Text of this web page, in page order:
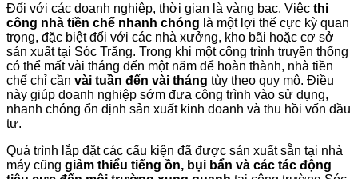
Đối với các doanh nghiệp, thời gian là vàng bạc. Việc thi
công nhà tiền chế nhanh chóng là một lợi thế cực kỳ quan
trọng, đặc biệt đối với các nhà xưởng, kho bãi hoặc cơ sở
sản xuất tại Sóc Trăng. Trong khi một công trình truyền thống
có thể mất vài tháng đến một năm để hoàn thành, nhà tiền
chế chỉ cần vài tuần đến vài tháng tùy theo quy mô. Điều
này giúp doanh nghiệp sớm đưa công trình vào sử dụng,
nhanh chóng ổn định sản xuất kinh doanh và thu hồi vốn đầu
tư.
Quá trình lắp đặt các cấu kiện đã được sản xuất sẵn tại nhà
máy cũng giảm thiểu tiếng ồn, bụi bẩn và các tác động